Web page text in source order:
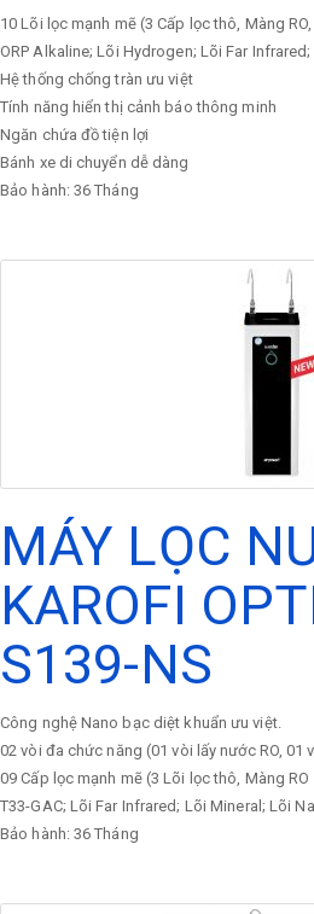
10 Lõi lọc mạnh mẽ (3 Cấp lọc thô, Màng
ORP Alkaline; Lõi Hydrogen; Lõi Far
Hệ thống chống tràn ưu việt
Tính năng hiển thị cảnh báo thông minh
Ngăn chứa đồ tiện lợi
Bánh xe di chuyển dễ dàng
Bảo hành: 36 Tháng
MÁY LỌC
KAROFI
S139-NS
Công nghệ Nano bạc diệt khuẩn ưu việt.
02 vòi đa chức năng (01 vòi lấy nước RO, 01
09 Cấp lọc mạnh mẽ (3 Lõi lọc thô, Màng RO
T33-GAC; Lõi Far Infrared; Lõi Mineral; Lõi
Bảo hành: 36 Tháng